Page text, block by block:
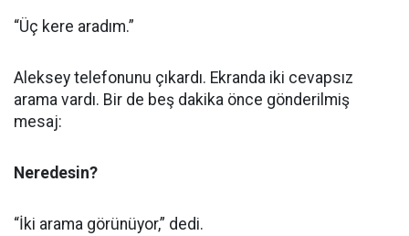
“Üç kere aradım.”
Aleksey telefonunu çıkardı. Ekranda iki cevapsız
arama vardı. Bir de beş dakika önce gönderilmiş
mesaj:
Neredesin?
“İki arama görünüyor,” dedi.